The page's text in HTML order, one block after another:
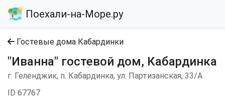
Поехали-на-Море.ру
Гостевые дома Кабардинки
"Иванна" гостевой дом, Кабардинка
г. Геленджик, п. Кабардинка, ул. Партизанская, 33/А
ID 67767